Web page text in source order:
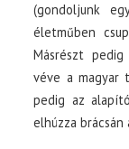
(gondoljunk
életműben
Másrészt
véve a magyar
pedig az alapító
elhúzza brácsán